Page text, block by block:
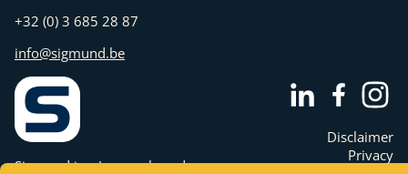
+32 (0) 3 685 28 87
info@sigmund.be
Sigmund is a Juny nv brand.
Disclaimer
Privacy